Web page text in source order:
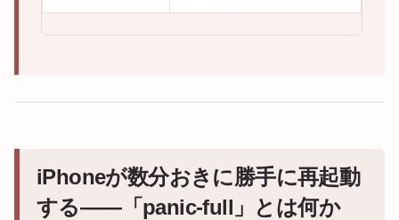
iPhoneが数分おきに勝手に再起動
する——「panic-full」とは何か